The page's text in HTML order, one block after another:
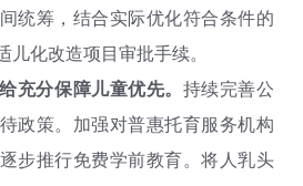
统筹，结合实际优化符合条件的
儿化改造项目审批手续。
充分保障儿童优先。
持续完善公
政策。加强对普惠托育服务机构
步推行免费学前教育。将人乳头